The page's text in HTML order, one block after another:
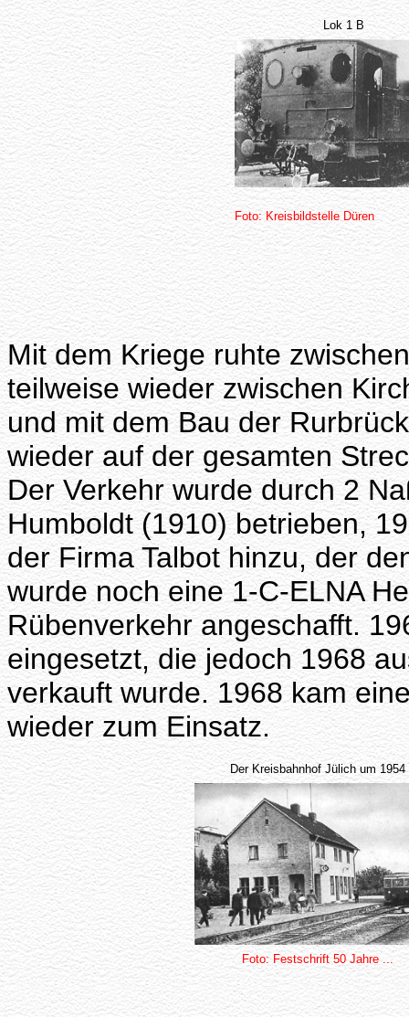
Lok 1 B
Foto: Kreisbildstelle Düren
Mit dem Kriege ruhte
teilweise wieder zwischen
und mit dem Bau der
wieder auf der gesamten
Der Verkehr wurde durch 2
Humboldt (1910) betrieben,
der Firma Talbot hinzu, der
wurde noch eine 1-C-ELNA
Rübenverkehr angeschafft.
eingesetzt, die jedoch 1968
verkauft wurde. 1968 kam
wieder zum Einsatz.
Der Kreisbahnhof Jülich um 1954
Foto: Festschrift 50 Jahre ...